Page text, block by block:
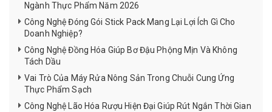
Ngành Thực Phẩm Năm 2026
Công Nghệ Đóng Gói Stick Pack Mang Lại Lợi Ích Gì Cho
Doanh Nghiệp?
Công Nghệ Đồng Hóa Giúp Bơ Đậu Phộng Mịn Và Không
Tách Dầu
Vai Trò Của Máy Rửa Nông Sản Trong Chuỗi Cung Ứng
Thực Phẩm Sạch
Công Nghệ Lão Hóa Rượu Hiện Đại Giúp Rút Ngắn Thời Gian